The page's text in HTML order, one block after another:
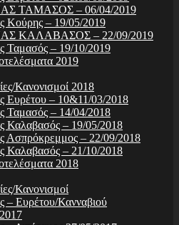
ΤΑΜΑΣΟΣ – 06/04/2019
Κούρης – 19/05/2019
ΚΑΛΑΒΑΣΟΣ – 22/09/2019
Ταμασός – 19/10/2019
2019
Κανονισμοί 2018
Ευρέτου – 10&11/03/2018
Ταμασός – 14/04/2018
Καλαβασός – 19/05/2018
Ασπρόκρεμμος – 22/09/2018
Καλαβασός – 21/10/2018
2018
Κανονισμοί
– Ευρέτου/Κανναβιού